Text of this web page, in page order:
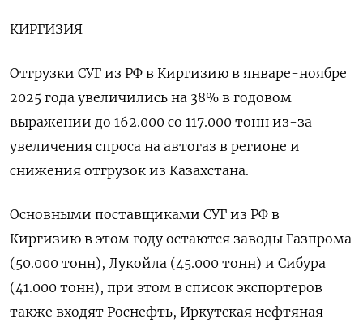
КИРГИЗИЯ
Отгрузки СУГ из РФ в Киргизию в ⁠январе-ноябре
2025 года увеличились на 38% в годовом
выражении до 162.000 со 117.‍000 тонн из-за
увеличения спроса на автогаз в регионе и
снижения отгрузок из Казахстана.
Основными поставщиками СУГ из РФ в
Киргизию в этом году остаются заводы Газпрома
(50.‌000 тонн), Лукойла (45.000 тонн) и Сибура
(41.000 тонн), при этом в список экспортеров
также входят Роснефть, Иркутская нефтяная